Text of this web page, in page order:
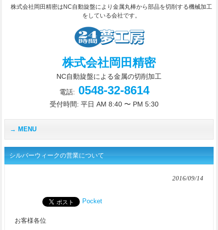
株式会社岡田精密はNC自動旋盤により金属丸棒から部品を切削する機械加工
をしている会社です。
株式会社岡田精密
NC自動旋盤による金属の切削加工
電話: 0548-32-8614
受付時間: 平日 AM 8:40 〜 PM 5:30
MENU
シルバーウィークの営業について
2016/09/14
Pocket
お客様各位